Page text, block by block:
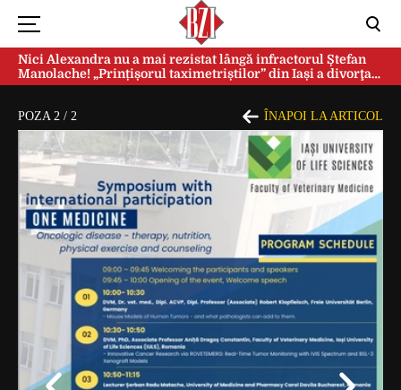
Nici Alexandra nu a mai rezistat lângă infractorul Ștefan
Manolache! „Prințișorul taximetriștilor” din Iași a divorţat
după doi ani de căsnicie
POZA 2 / 2 ÎNAPOI LA ARTICOL